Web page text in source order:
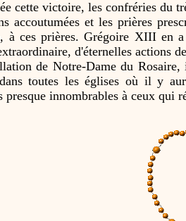
cette victoire, les confréries du
accoutumées et les prières
à ces prières. Grégoire XIII en
d'éternelles actions
de Notre-Dame du
toutes les églises où il y
presque innombrables à ceux qui